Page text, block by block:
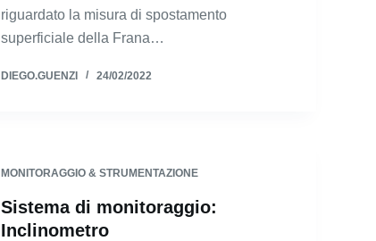
riguardato la misura di spostamento
superficiale della Frana…
DIEGO.GUENZI 24/02/2022
MONITORAGGIO & STRUMENTAZIONE
Sistema di monitoraggio:
Inclinometro